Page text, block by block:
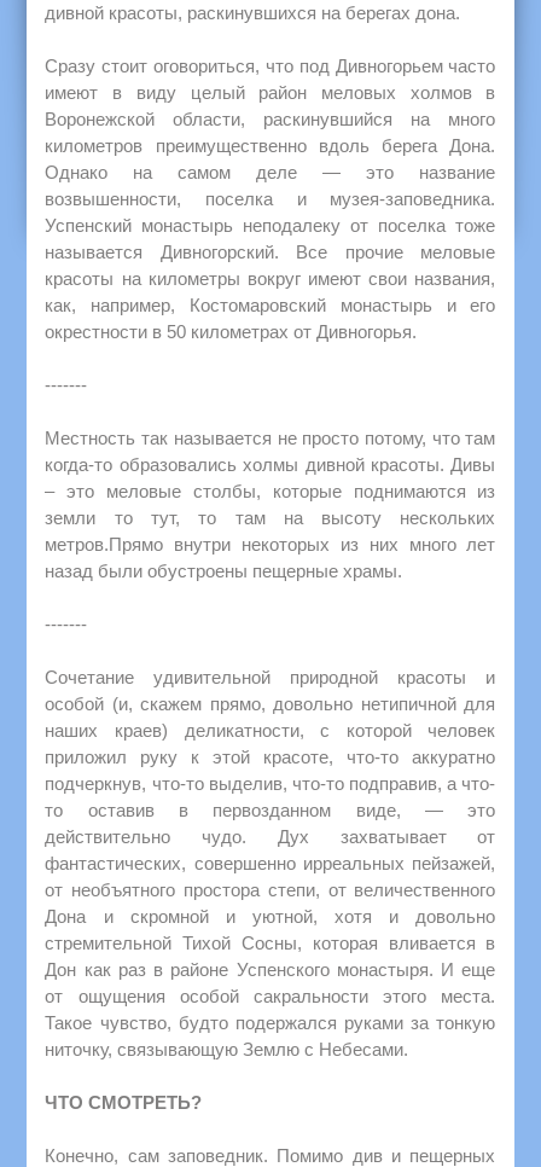
дивной красоты, раскинувшихся на берегах дона.
Сразу стоит оговориться, что под Дивногорьем часто
имеют в виду целый район меловых холмов в
Воронежской области, раскинувшийся на много
километров преимущественно вдоль берега Дона.
Однако на самом деле — это название
возвышенности, поселка и музея-заповедника.
Успенский монастырь неподалеку от поселка тоже
называется Дивногорский. Все прочие меловые
красоты на километры вокруг имеют свои названия,
как, например, Костомаровский монастырь и его
окрестности в 50 километрах от Дивногорья.
-------
Местность так называется не просто потому, что там
когда-то образовались холмы дивной красоты. Дивы
– это меловые столбы, которые поднимаются из
земли то тут, то там на высоту нескольких
метров.Прямо внутри некоторых из них много лет
назад были обустроены пещерные храмы.
-------
Сочетание удивительной природной красоты и
особой (и, скажем прямо, довольно нетипичной для
наших краев) деликатности, с которой человек
приложил руку к этой красоте, что-то аккуратно
подчеркнув, что-то выделив, что-то подправив, а что-
то оставив в первозданном виде, — это
действительно чудо. Дух захватывает от
фантастических, совершенно ирреальных пейзажей,
от необъятного простора степи, от величественного
Дона и скромной и уютной, хотя и довольно
стремительной Тихой Сосны, которая вливается в
Дон как раз в районе Успенского монастыря. И еще
от ощущения особой сакральности этого места.
Такое чувство, будто подержался руками за тонкую
ниточку, связывающую Землю с Небесами.
ЧТО СМОТРЕТЬ?
Конечно, сам заповедник. Помимо див и пещерных